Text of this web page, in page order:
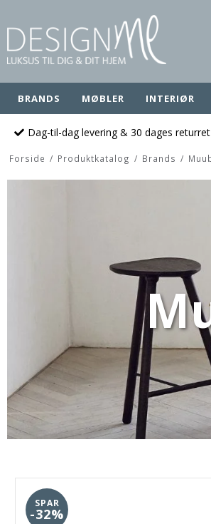
BRANDS MØBLER INTERIØR
Dag-til-dag levering & 30 dages returret
Forside / Produktkatalog / Brands /
SPAR
-32%